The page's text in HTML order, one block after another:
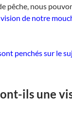
pêche, nous
de notre
penchés sur le
ils une